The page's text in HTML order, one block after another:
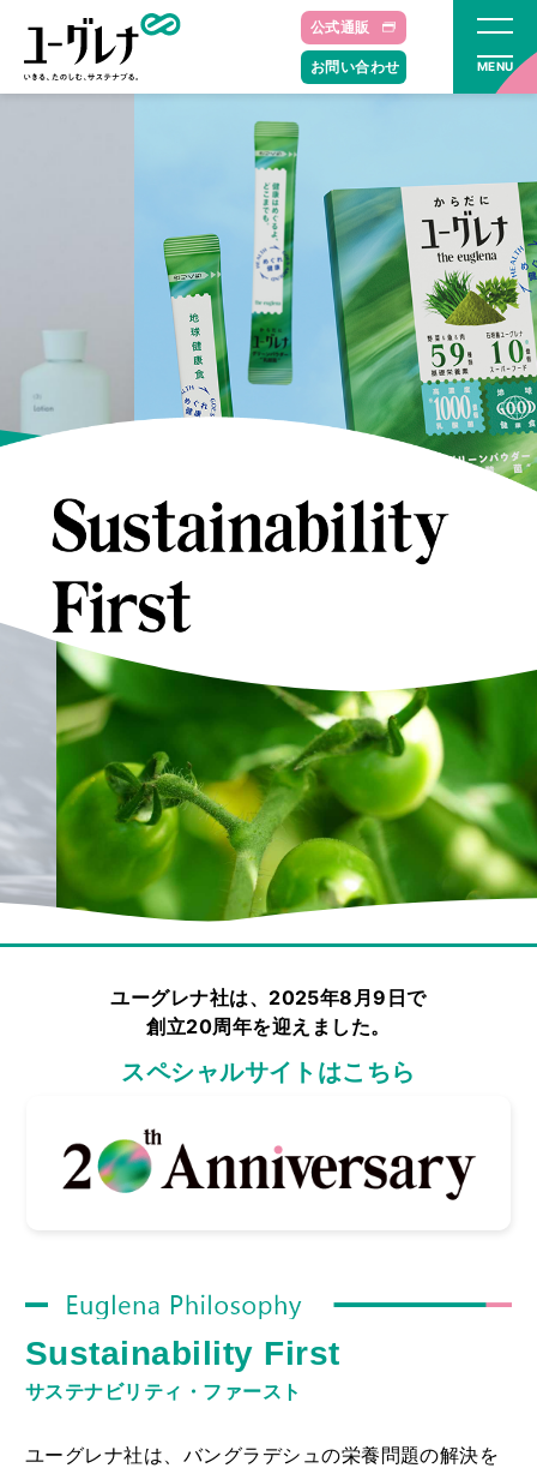
公式通販
お問い合わせ MENU
ユーグレナ社は、2025年8月9日で
創立20周年を迎えました。
スペシャルサイトはこちら
Euglena Philosophy
Sustainability First
サステナビリティ・ファースト
ユーグレナ社は、バングラデシュの栄養問題の解決を